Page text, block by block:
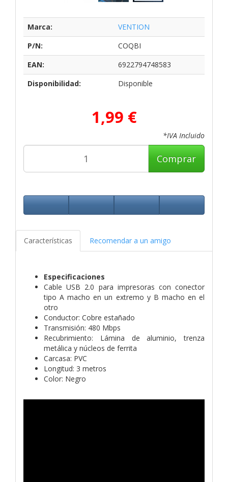
Marca:
VENTION
P/N:
COQBI
EAN:
6922794748583
Disponibilidad:
Disponible
1,99 €
*IVA Incluido
Comprar
Características Recomendar a un amigo
Especificaciones
Cable USB 2.0 para impresoras con conector
tipo A macho en un extremo y B macho en el
otro
Conductor: Cobre estañado
Transmisión: 480 Mbps
Recubrimiento: Lámina de aluminio, trenza
metálica y núcleos de ferrita
Carcasa: PVC
Longitud: 3 metros
Color: Negro